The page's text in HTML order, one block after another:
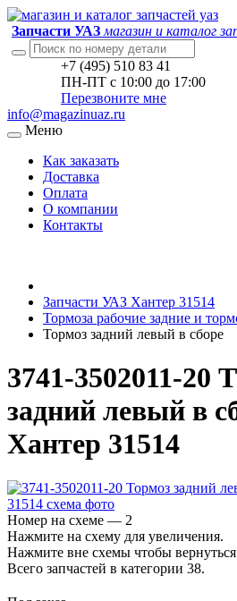
Запчасти УАЗ магазин и каталог
+7 (495) 510 83 41
ПН-ПТ с 10:00 до 17:00
Перезвоните мне
info@magazinuaz.ru
Меню
Как заказать
Доставка
Оплата
О компании
Контакты
Запчасти УАЗ Хантер 31514
Тормоза рабочие задние и
Тормоз задний левый в сборе
3741-3502011-20
задний левый в
Хантер 31514
Номер на схеме — 2
Нажмите на схему для увеличения.
Нажмите вне схемы чтобы
Всего запчастей в категории 38.